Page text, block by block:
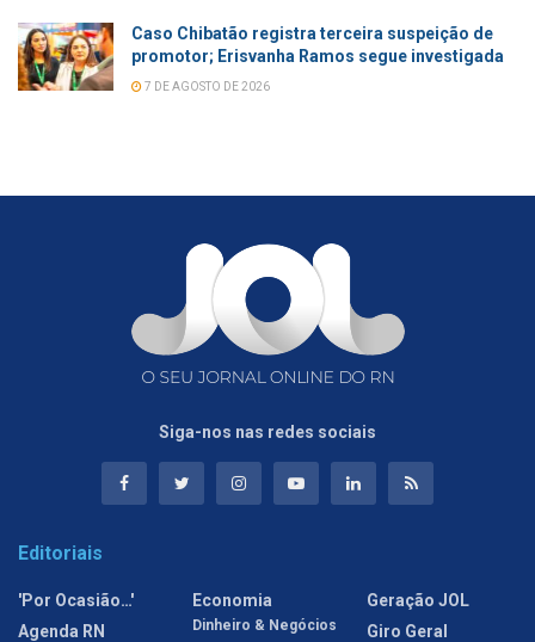
Caso Chibatão registra terceira suspeição de
promotor; Erisvanha Ramos segue investigada
7 DE AGOSTO DE 2026
Siga-nos nas redes sociais
Editoriais
'Por Ocasião…'
Agenda RN
Economia
Dinheiro & Negócios
Geração JOL
Giro Geral